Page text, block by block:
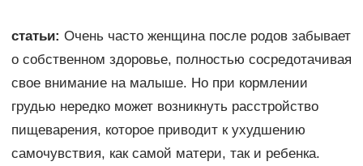
статьи: Очень часто женщина после родов забывает
о собственном здоровье, полностью сосредотачивая
свое внимание на малыше. Но при кормлении
грудью нередко может возникнуть расстройство
пищеварения, которое приводит к ухудшению
самочувствия, как самой матери, так и ребенка.